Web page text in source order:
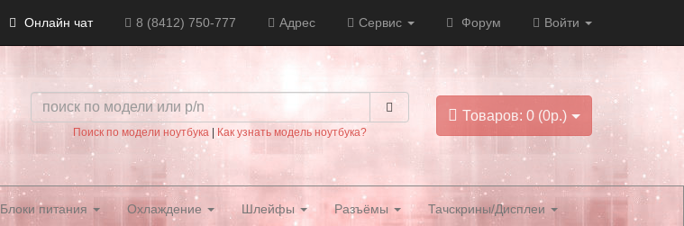
Онлайн чат 8 (8412) 750-777 Адрес Сервис Форум Войти
Поиск по модели ноутбука Как узнать модель ноутбука?
Товаров: 0 (0р.)
Блоки питания Охлаждение Шлейфы Разъёмы Тачскрины/Дисплеи